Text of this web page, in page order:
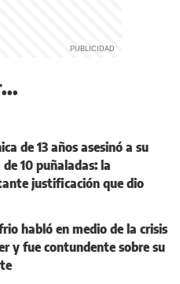
de 13 años asesinó a su
10 puñaladas: la
justificación que dio
habló en medio de la crisis
y fue contundente sobre su